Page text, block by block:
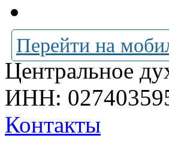
Перейти на
Центральное
ИНН:
Контакты